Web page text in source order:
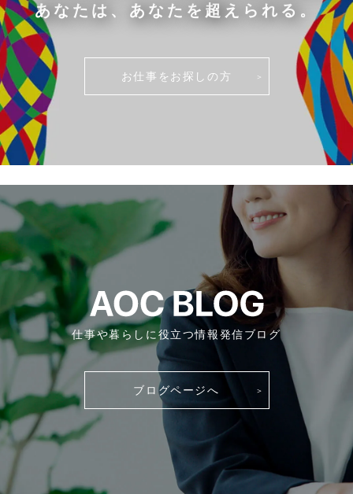
あなたは、あなたを超えられる。
お仕事をお探しの方
仕事や暮らしに役立つ情報発信ブログ
ブログページへ